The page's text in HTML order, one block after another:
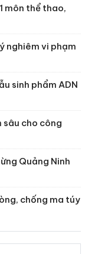
môn thể thao,
nghiêm vi phạm
sinh phẩm ADN
sâu cho công
Quảng Ninh
chống ma túy